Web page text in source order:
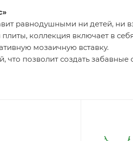
равнодушными ни детей, ни
коллекция включает в
мозаичную вставку.
что позволит создать